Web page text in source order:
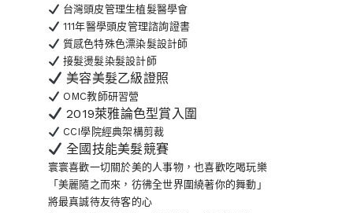
台灣頭皮管理生植髮醫學會
111年醫學頭皮管理諮詢證書
質感色特殊色漂染髮設計師
接髮燙髮染髮設計師
美容美髮乙級證照
OMC教師研習營
2019萊雅論色型賞入圍
CCI學院經典架構剪裁
全國技能美髮競賽
寰寰喜歡一切關於美的人事物，也喜歡吃喝玩樂
「美麗隨之而來，彷彿全世界圍繞著你的舞動」
將最真誠待友待客的心